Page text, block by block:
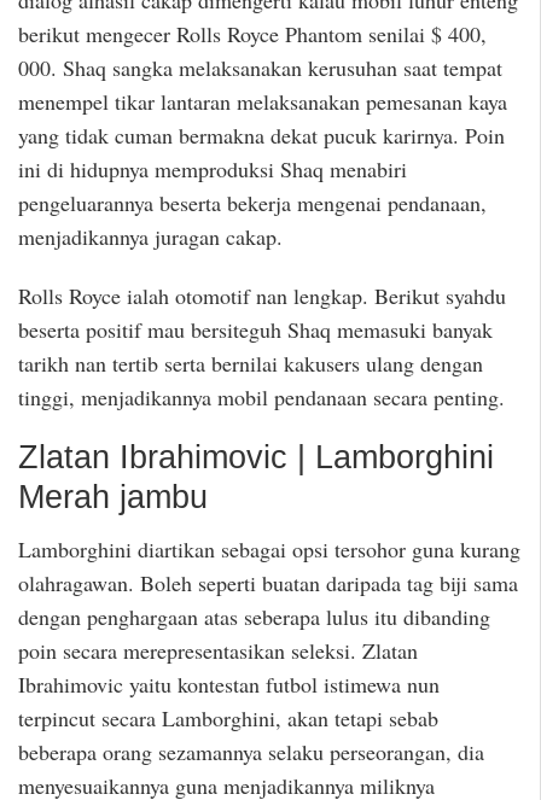
berikut mengecer Rolls Royce Phantom senilai $ 400,
000. Shaq sangka melaksanakan kerusuhan saat tempat
menempel tikar lantaran melaksanakan pemesanan kaya
yang tidak cuman bermakna dekat pucuk karirnya. Poin
ini di hidupnya memproduksi Shaq menabiri
pengeluarannya beserta bekerja mengenai pendanaan,
menjadikannya juragan cakap.
Rolls Royce ialah otomotif nan lengkap. Berikut syahdu
beserta positif mau bersiteguh Shaq memasuki banyak
tarikh nan tertib serta bernilai kakusers ulang dengan
tinggi, menjadikannya mobil pendanaan secara penting.
Zlatan Ibrahimovic | Lamborghini
Merah jambu
Lamborghini diartikan sebagai opsi tersohor guna kurang
olahragawan. Boleh seperti buatan daripada tag biji sama
dengan penghargaan atas seberapa lulus itu dibanding
poin secara merepresentasikan seleksi. Zlatan
Ibrahimovic yaitu kontestan futbol istimewa nun
terpincut secara Lamborghini, akan tetapi sebab
beberapa orang sezamannya selaku perseorangan, dia
menyesuaikannya guna menjadikannya miliknya